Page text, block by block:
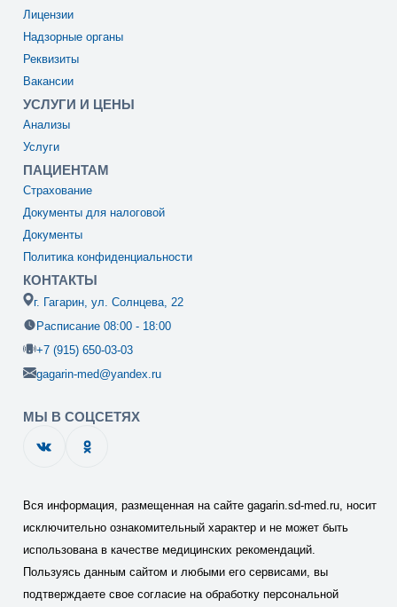
Лицензии
Надзорные органы
Реквизиты
Вакансии
УСЛУГИ И ЦЕНЫ
Анализы
Услуги
ПАЦИЕНТАМ
Страхование
Документы для налоговой
Документы
Политика конфиденциальности
КОНТАКТЫ
г. Гагарин, ул. Солнцева, 22
Расписание 08:00 - 18:00
+7 (915) 650-03-03
gagarin-med@yandex.ru
МЫ В СОЦСЕТЯХ
Вся информация, размещенная на сайте gagarin.sd-med.ru, носит
исключительно ознакомительный характер и не может быть
использована в качестве медицинских рекомендаций.
Пользуясь данным сайтом и любыми его сервисами, вы
подтверждаете свое согласие на обработку персональной